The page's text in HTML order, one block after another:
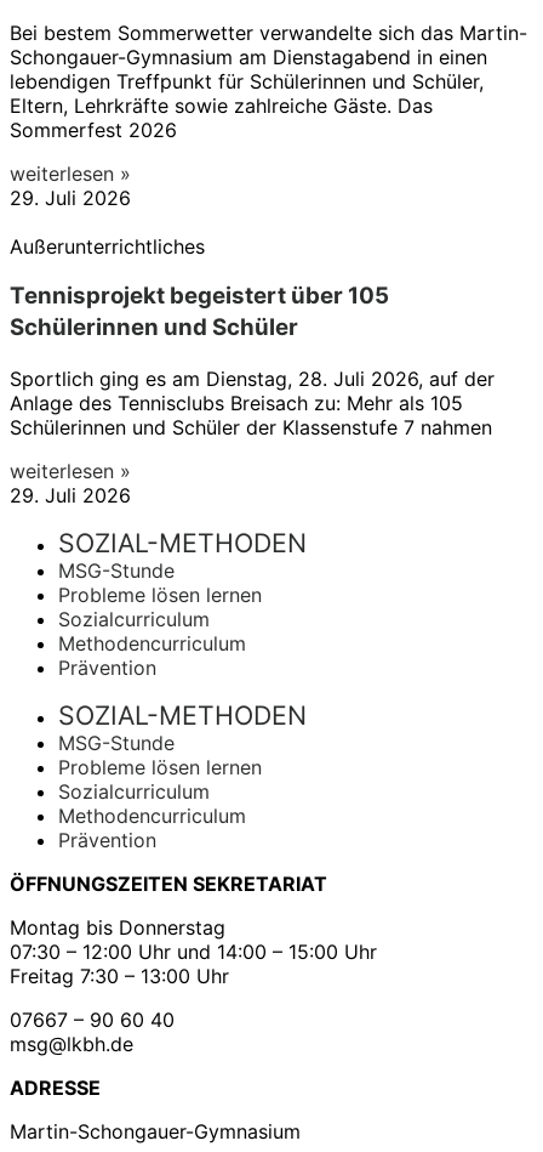
Bei bestem Sommerwetter verwandelte sich das Martin-
Schongauer-Gymnasium am Dienstagabend in einen
lebendigen Treffpunkt für Schülerinnen und Schüler,
Eltern, Lehrkräfte sowie zahlreiche Gäste. Das
Sommerfest 2026
weiterlesen »
29. Juli 2026
Außerunterrichtliches
Tennisprojekt begeistert über 105
Schülerinnen und Schüler
Sportlich ging es am Dienstag, 28. Juli 2026, auf der
Anlage des Tennisclubs Breisach zu: Mehr als 105
Schülerinnen und Schüler der Klassenstufe 7 nahmen
weiterlesen »
29. Juli 2026
SOZIAL-METHODEN
MSG-Stunde
Probleme lösen lernen
Sozialcurriculum
Methodencurriculum
Prävention
SOZIAL-METHODEN
MSG-Stunde
Probleme lösen lernen
Sozialcurriculum
Methodencurriculum
Prävention
ÖFFNUNGSZEITEN SEKRETARIAT
Montag bis Donnerstag
07:30 – 12:00 Uhr und 14:00 – 15:00 Uhr
Freitag 7:30 – 13:00 Uhr
07667 – 90 60 40
msg@lkbh.de
ADRESSE
Martin-Schongauer-Gymnasium